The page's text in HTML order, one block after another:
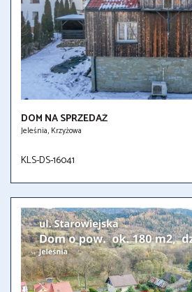
DOM NA SPRZEDAŻ
Jeleśnia, Krzyżowa
KLS-DS-16041